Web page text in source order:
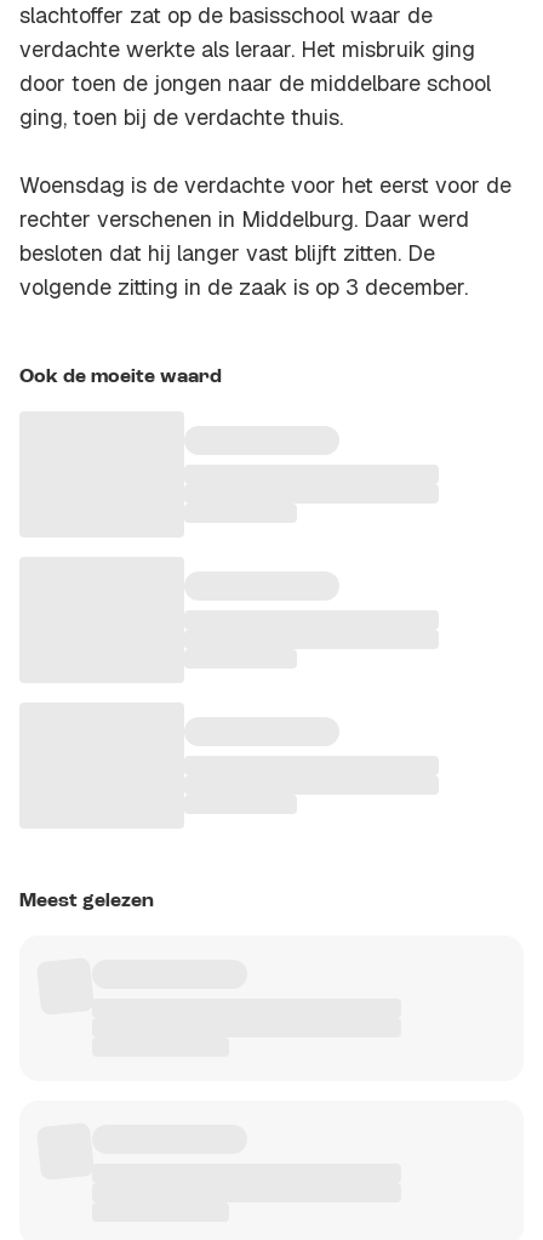
slachtoffer zat op de basisschool waar de
verdachte werkte als leraar. Het misbruik ging
door toen de jongen naar de middelbare school
ging, toen bij de verdachte thuis.
Woensdag is de verdachte voor het eerst voor de
rechter verschenen in Middelburg. Daar werd
besloten dat hij langer vast blijft zitten. De
volgende zitting in de zaak is op 3 december.
Ook de moeite waard
Meest gelezen